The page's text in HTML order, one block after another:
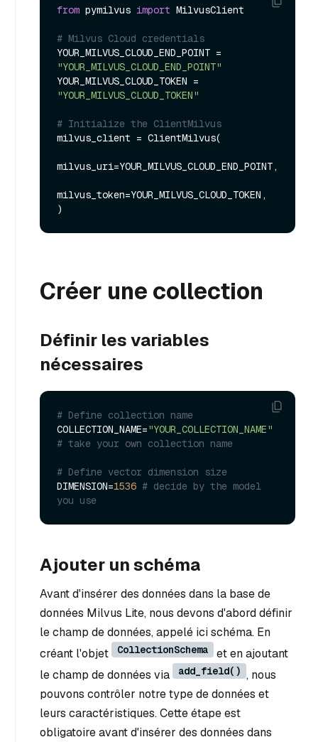
from pymilvus import MilvusClient
# Milvus Cloud credentials
"YOUR_MILVUS_CLOUD_END_POINT"
"YOUR_MILVUS_CLOUD_TOKEN"
# Initialize the ClientMilvus
milvus_client = ClientMilvus(
milvus_uri=YOUR_MILVUS_CLOUD_END_POINT,
milvus_token=YOUR_MILVUS_CLOUD_TOKEN,
Créer une collection
Définir les variables
nécessaires
# Define collection name
COLLECTION_NAME="YOUR_COLLECTION_NAME"
# take your own collection name
# Define vector dimension size
DIMENSION=1536 # decide by the model
you use
Ajouter un schéma
Avant d'insérer des données dans la base de
données Milvus Lite, nous devons d'abord définir
le champ de données, appelé ici schéma. En
créant l'objet
CollectionSchema
et en ajoutant
le champ de données via
add_field() , nous
pouvons contrôler notre type de données et
leurs caractéristiques. Cette étape est
obligatoire avant d'insérer des données dans